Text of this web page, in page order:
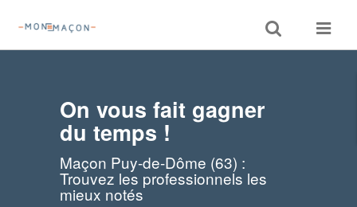
Toggle
search
Toggle
On vous fait gagner
du temps !
Maçon Puy-de-Dôme (63) :
Trouvez les professionnels les
mieux notés